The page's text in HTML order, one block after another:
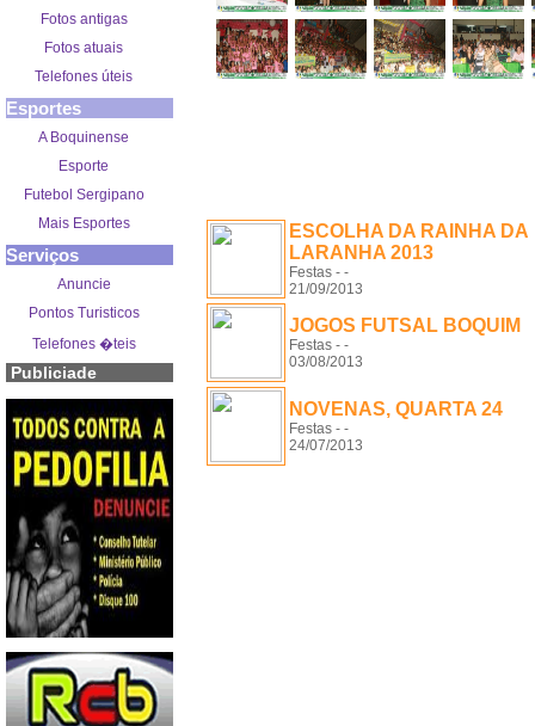
Fotos antigas
Fotos atuais
Telefones úteis
Esportes
A Boquinense
Esporte
Futebol Sergipano
Mais Esportes
Serviços
Anuncie
Pontos Turisticos
Telefones �teis
Publiciade
ESCOLHA DA RAINHA DA
LARANHA 2013
Festas - -
21/09/2013
JOGOS FUTSAL BOQUIM
Festas - -
03/08/2013
NOVENAS, QUARTA 24
Festas - -
24/07/2013